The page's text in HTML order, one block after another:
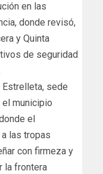
en las
donde revisó,
y Quinta
de seguridad
Estrelleta, sede
municipio
el
las tropas
con firmeza y
la frontera